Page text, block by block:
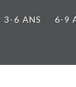
3-6 ANS 6-9